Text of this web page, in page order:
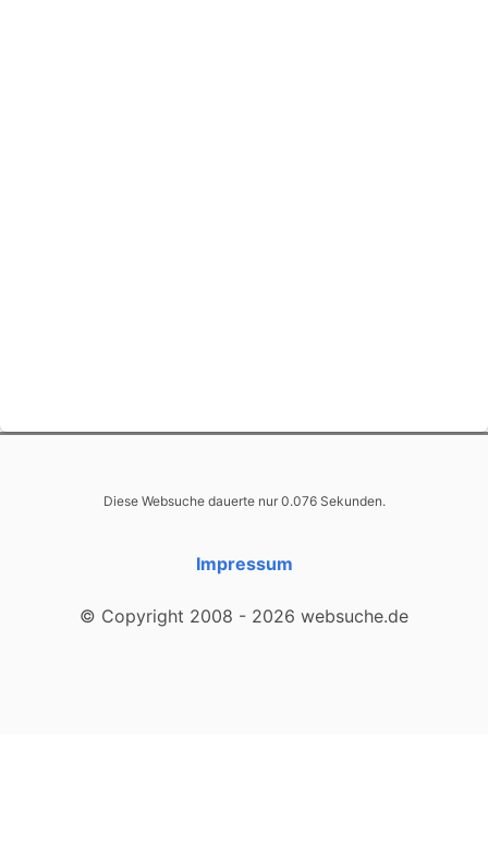
Diese Websuche dauerte nur 0.076 Sekunden.
Impressum
© Copyright 2008 - 2026 websuche.de